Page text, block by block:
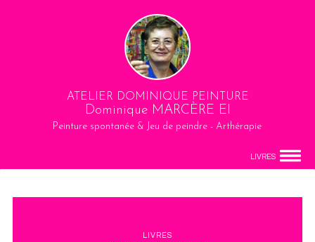
ATELIER DOMINIQUE PEINTURE
Dominique MARCÈRE EI
Peinture spontanée & Jeu de peindre - Arthérapie
LIVRES
LIVRES